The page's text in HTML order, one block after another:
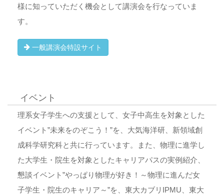
様に知っていただく機会として講演会を行なっていま
す。
一般講演会特設サイト
イベント
理系女子学生への支援として、女子中高生を対象とした
イベント”未来をのぞこう！”を、大気海洋研、新領域創
成科学研究科と共に行っています。また、物理に進学し
た大学生・院生を対象としたキャリアパスの実例紹介、
懇談イベント”やっぱり物理が好き！～物理に進んだ女
子学生・院生のキャリア～”を、東大カブリIPMU、東大